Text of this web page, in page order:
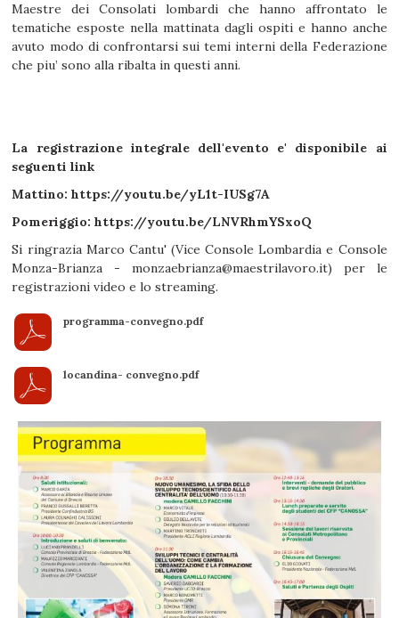
Maestre dei Consolati lombardi che hanno affrontato le
tematiche esposte nella mattinata dagli ospiti e hanno anche
avuto modo di confrontarsi sui temi interni della Federazione
che piu’ sono alla ribalta in questi anni.
La registrazione integrale dell'evento e' disponibile ai
seguenti link
Mattino: https://youtu.be/yL1t-IUSg7A
Pomeriggio: https://youtu.be/LNVRhmYSxoQ
Si ringrazia Marco Cantu' (Vice Console Lombardia e Console
Monza-Brianza - monzaebrianza@maestrilavoro.it) per le
registrazioni video e lo streaming.
programma-convegno.pdf
locandina- convegno.pdf